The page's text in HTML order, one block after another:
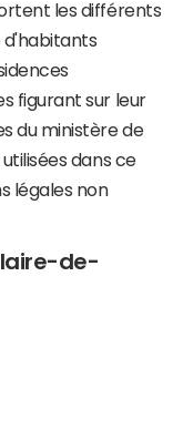
les différents
d'habitants
figurant sur leur
du ministère de
dans ce
légales non
de-